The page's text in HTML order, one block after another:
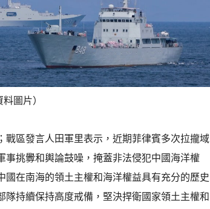
圖片）
區發言人田軍里表示，近期菲律賓多次拉攏域
挑釁和輿論鼓噪，掩蓋非法侵犯中國海洋權
在南海的領土主權和海洋權益具有充分的歷史
持續保持高度戒備，堅決捍衛國家領土主權和